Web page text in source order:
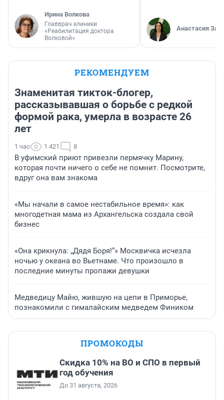
Ирина Волкова
Главврач клиники
«Реабилитация доктора
Волковой»
Анастасия
РЕКОМЕНДУЕМ
Знаменитая тикток-блогер,
рассказывавшая о борьбе с редкой
формой рака, умерла в возрасте 26
лет
1 час 1 421 8
В уфимский приют привезли пермячку Марину,
которая почти ничего о себе не помнит. Посмотрите,
вдруг она вам знакома
«Мы начали в самое нестабильное время»: как
многодетная мама из Архангельска создала свой
бизнес
«Она крикнула: „Дядя Боря!“» Москвичка исчезла
ночью у океана во Вьетнаме. Что произошло в
последние минуты пропажи девушки
Медведицу Майю, жившую на цепи в Приморье,
познакомили с гималайским медведем Фиником
ПРОМОКОДЫ
Скидка 10% на ВО и СПО в первый
год обучения
До 31 августа, 2026